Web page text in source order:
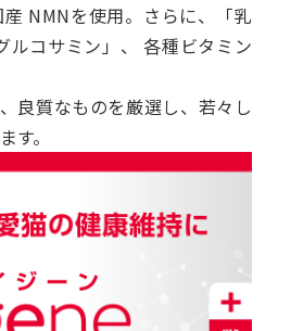
NMNを使用。さらに、「乳
ルコサミン」、 各種ビタミン
良質なものを厳選し、若々し
す。